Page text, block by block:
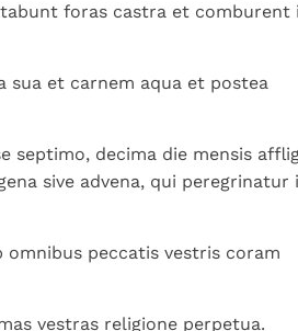
foras castra et comburent
sua et carnem aqua et postea
septimo, decima die mensis
sive advena, qui peregrinatur
peccatis vestris coram
vestras religione perpetua.